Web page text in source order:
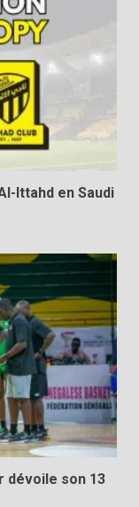
Ittahd en Saudi
dévoile son 13